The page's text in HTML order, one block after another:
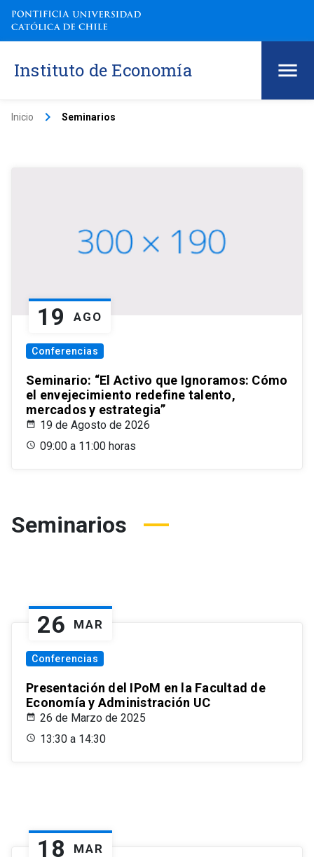
Instituto de Economía
Inicio keyboard_arrow_right Seminarios
19 AGO
Conferencias
Seminario: “El Activo que Ignoramos: Cómo
el envejecimiento redefine talento,
mercados y estrategia”
19 de Agosto de 2026
09:00 a 11:00 horas
Seminarios
26 MAR
Conferencias
Presentación del IPoM en la Facultad de
Economía y Administración UC
26 de Marzo de 2025
13:30 a 14:30
18 MAR